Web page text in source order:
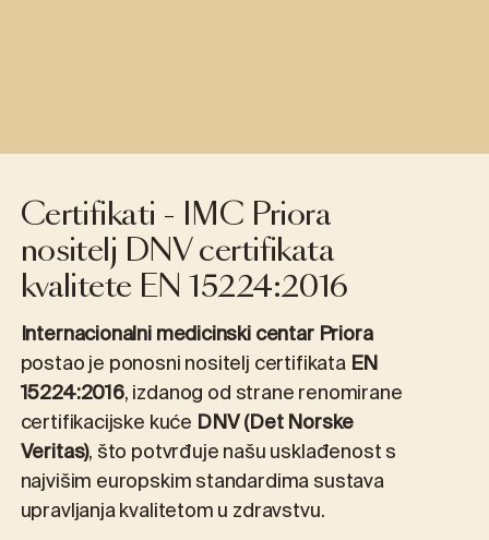
Certifikati - IMC Priora
nositelj DNV certifikata
kvalitete EN 15224:2016
Internacionalni medicinski centar Priora
postao je ponosni nositelj certifikataEN
15224:2016, izdanog od strane renomirane
certifikacijske kuće DNV (Det Norske
Veritas), što potvrđuje našu usklađenost s
najvišim europskim standardima sustava
upravljanja kvalitetom u zdravstvu.